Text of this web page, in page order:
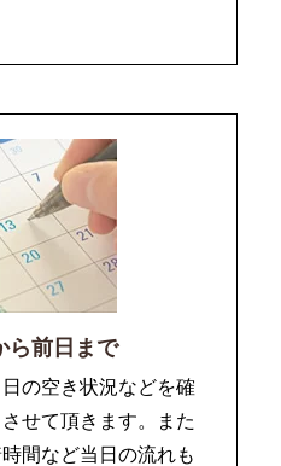
ら前日まで
の空き状況などを確
せて頂きます。また
間など当日の流れも